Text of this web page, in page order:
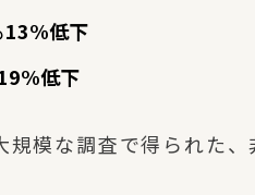
13%低下
低下
模な調査で得られた、